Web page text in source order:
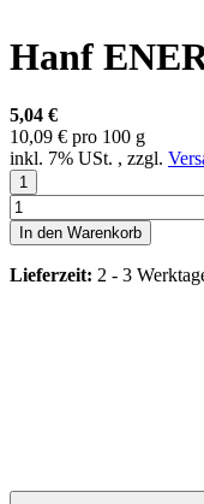
Hanf
5,04 €
10,09 € pro 100 g
inkl. 7% USt. , zzgl.
In den Warenkorb
Lieferzeit: 2 - 3